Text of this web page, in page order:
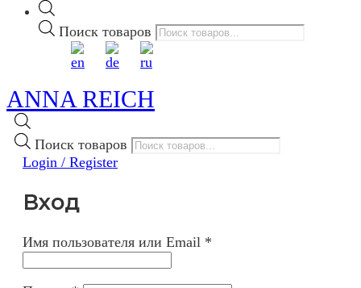
Поиск товаров
ANNA REICH
Поиск товаров
Login / Register
Вход
Имя пользователя или Email *